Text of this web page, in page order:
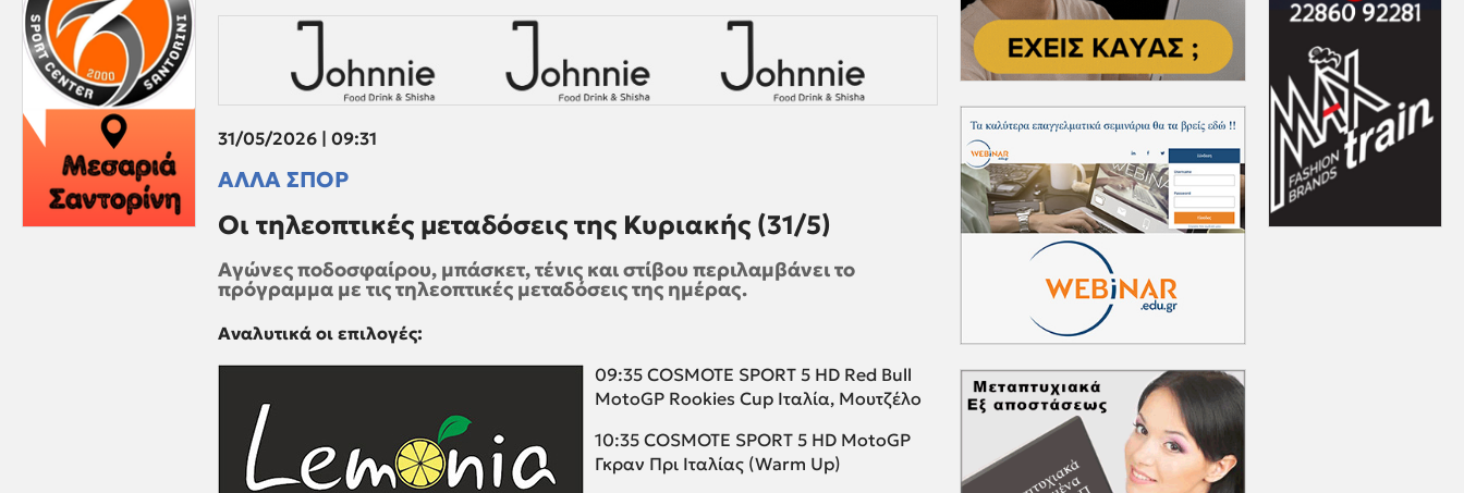
31/05/2026 | 09:31
ΑΛΛΑ ΣΠΟΡ
Οι τηλεοπτικές μεταδόσεις της Κυριακής (31/5)
Αγώνες ποδοσφαίρου, μπάσκετ, τένις και στίβου περιλαμβάνει το
πρόγραμμα με τις τηλεοπτικές μεταδόσεις της ημέρας.
Αναλυτικά οι επιλογές:
09:35 COSMOTE SPORT 5 HD Red Bull
MotoGP Rookies Cup Ιταλία, Μουτζέλο
10:35 COSMOTE SPORT 5 HD MotoGP
Γκραν Πρι Ιταλίας (Warm Up)